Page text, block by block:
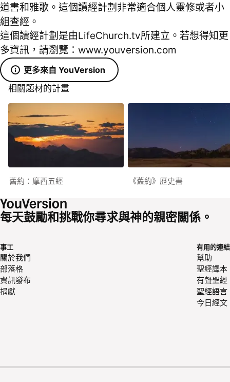
道書和雅歌。這個讀經計劃非常適合個人靈修或者小
組查經。
這個讀經計劃是由LifeChurch.tv所建立。若想得知更
多資訊，請瀏覽：www.youversion.com
更多來自 YouVersion
相關題材的計畫
舊約：摩西五經 《舊約》歷史書
每天鼓勵和挑戰你尋求與神的親密關係。
事工
關於我們
部落格
資訊發布
捐獻
有用的連結
幫助
聖經譯本
有聲聖經
聖經語言
今日經文